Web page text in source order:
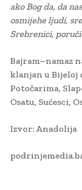
ako Bog da, da
osmijehe ljudi,
Srebrenici,
Bajram–namaz
klanjan u Bijeloj
Potočarima,
Osatu, Sućesci,
Izvor: Anadolija